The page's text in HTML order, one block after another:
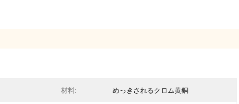
材料: めっきされるクロム黄銅